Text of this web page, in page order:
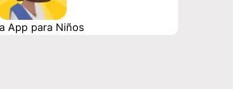
App para Niños